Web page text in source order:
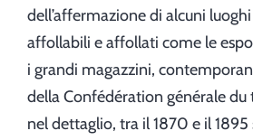
dell’affermazione di alcuni
affollabili e affollati come le
i grandi magazzini,
della Confédération générale du
nel dettaglio, tra il 1870 e il